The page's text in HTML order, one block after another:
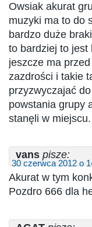
Owsiak akurat
muzyki ma to do
bardzo duże
to bardziej to jest
jeszcze ma
zazdrości i takie
przyzwyczajać
powstania grupy
stanęli w
vans pisze:
30 czerwca 2012 o
Akurat w tym
Pozdro 666 dla